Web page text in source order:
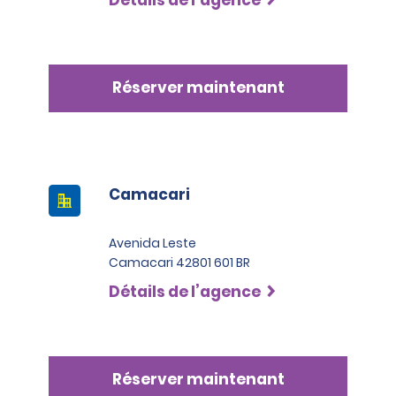
Réserver maintenant
Camacari
Avenida Leste
Camacari 42801 601 BR
Détails de l’agence
Réserver maintenant